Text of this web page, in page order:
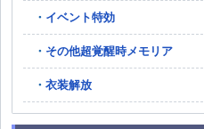
イベント特効
その他超覚醒時メモリア
衣装解放